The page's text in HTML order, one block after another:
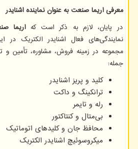
معرفی اریما صنعت به عنوان نماینده اشنایدر
در پایان، لازم به ذکر است کهاریما
نمایندگی‌های فعال اشنایدر الکتریک در
مجموعه در زمینه فروش، مشاوره، تأمین و
جمله:
کلید و پریز اشنایدر
ترانکینگ و داکت
رله و تایمر
بی‌متال و کنتاکتور
محافظ جان و کلیدهای اتوماتیک
میکروسوئیچ اشنایدر الکتریک